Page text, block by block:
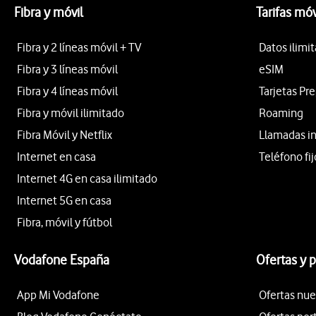
Fibra y móvil
Fibra y 2 líneas móvil + TV
Fibra y 3 líneas móvil
Fibra y 4 líneas móvil
Fibra y móvil ilimitado
Fibra Móvil y Netflix
Internet en casa
Internet 4G en casa ilimitado
Internet 5G en casa
Fibra, móvil y fútbol
Tarifas
Datos
eSIM
Tarjetas
Roaming
Llamadas
Teléfono
Vodafone España
App Mi Vodafone
Ofertas y
Ofertas